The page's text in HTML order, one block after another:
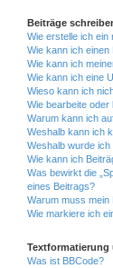
Beiträge
Wie erstelle ich ein
Wie kann ich
Wie kann ich
Wie kann ich eine
Wieso kann ich
Wie bearbeite
Warum kann ich
Weshalb kann ich
Weshalb wurde
Wie kann ich
Was bewirkt die
eines Beitrags?
Warum muss mein
Wie markiere ich
Textformatierung
Was ist BBCode?